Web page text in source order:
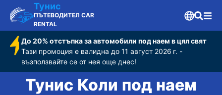
Тунис
ПЪТЕВОДИТЕЛ CAR
RENTAL
До 20% отстъпка за автомобили под наем в цял свят
Тази промоция е валидна до 11 август 2026 г. -
възползвайте се от нея още днес!
Тунис Коли под наем